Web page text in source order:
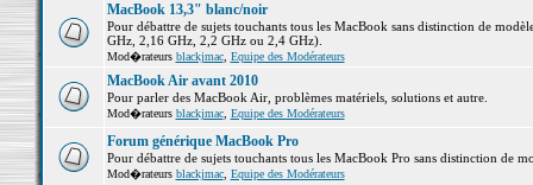
MacBook 13,3" blanc/noir
Pour débattre de sujets touchants tous les MacBook sans distinction de
GHz, 2,16 GHz, 2,2 GHz ou 2,4 GHz).
Mod�rateurs blackjmac, Equipe des Modérateurs
MacBook Air avant 2010
Pour parler des MacBook Air, problèmes matériels, solutions et autre.
Mod�rateurs blackjmac, Equipe des Modérateurs
Forum générique MacBook Pro
Pour débattre de sujets touchants tous les MacBook Pro sans distinction de
Mod�rateurs blackjmac, Equipe des Modérateurs